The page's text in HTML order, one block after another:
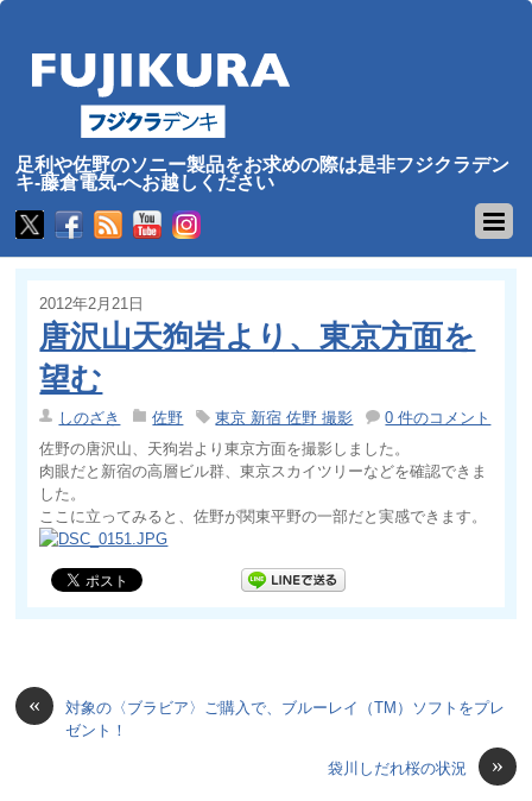
足利や佐野のソニー製品をお求めの際は是非フジクラデン
キ-藤倉電気-へお越しください
2012年2月21日
唐沢山天狗岩より、東京方面を
望む
しのざき 佐野 東京 新宿 佐野 撮影
0 件のコメント
佐野の唐沢山、天狗岩より東京方面を撮影しました。
肉眼だと新宿の高層ビル群、東京スカイツリーなどを確認できま
した。
ここに立ってみると、佐野が関東平野の一部だと実感できます。
«
対象の〈ブラビア〉ご購入で、ブルーレイ（TM）ソフトをプレ
ゼント！
»
袋川しだれ桜の状況